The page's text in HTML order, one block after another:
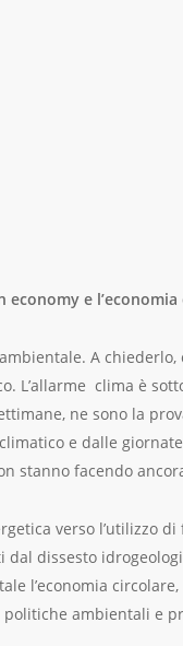
e
A
L’allarme clima è
ne sono la
e dalle
stanno facendo
verso l’utilizzo
dissesto
l’economia
ambientali e